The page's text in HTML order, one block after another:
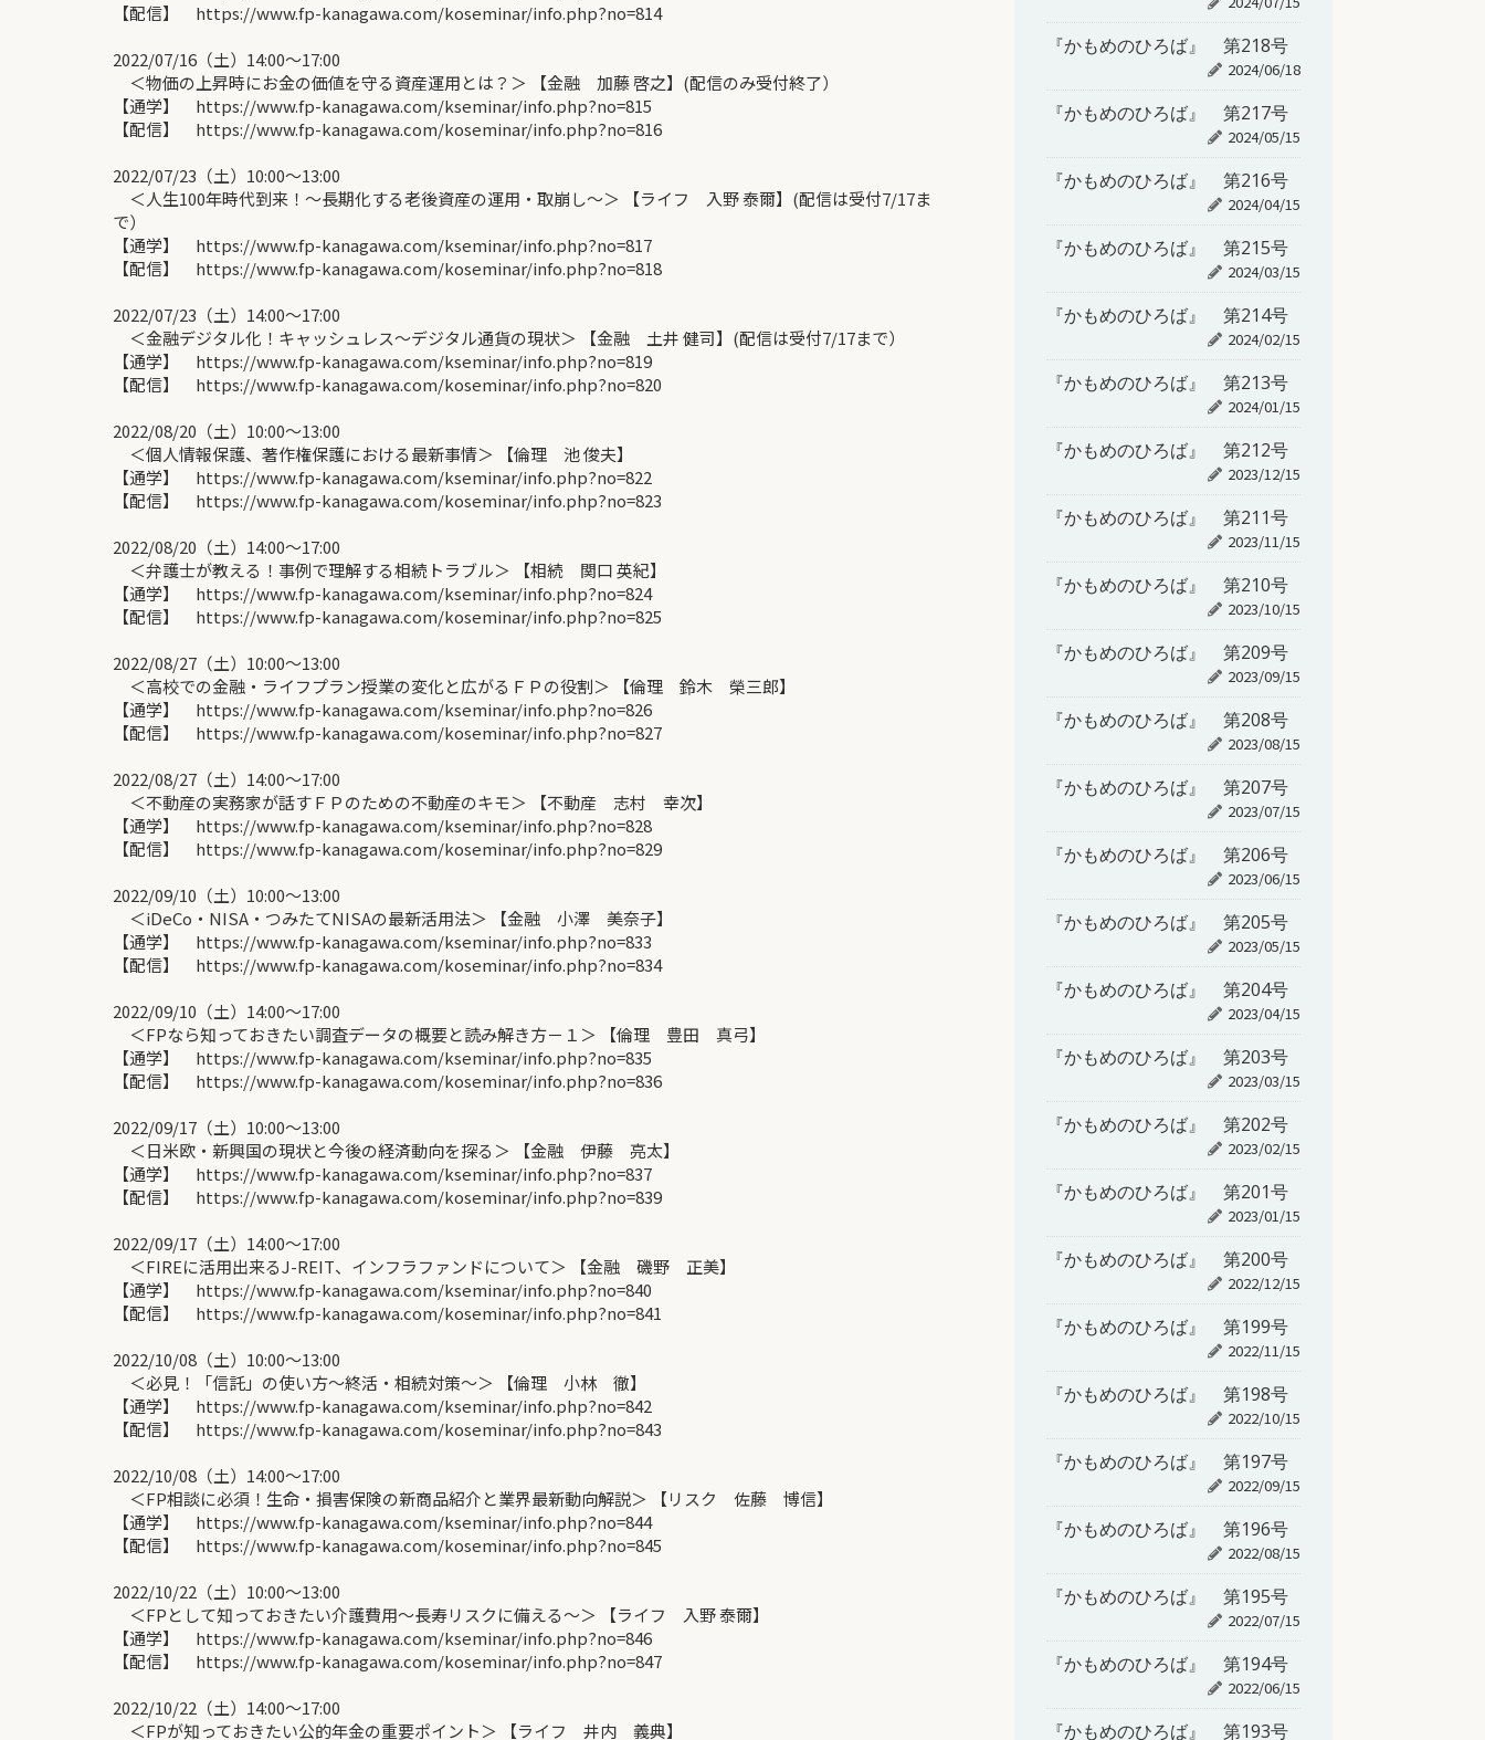
【配信】 https://www.fp-kanagawa.com/koseminar/info.php?no=814
2022/07/16（土）14:00〜17:00
＜物価の上昇時にお金の価値を守る資産運用とは？＞ 【金融 加藤 啓之】(配信のみ受付終了）
【通学】 https://www.fp-kanagawa.com/kseminar/info.php?no=815
【配信】 https://www.fp-kanagawa.com/koseminar/info.php?no=816
2022/07/23（土）10:00〜13:00
＜人生100年時代到来！〜長期化する老後資産の運用・取崩し〜＞ 【ライフ 入野 泰爾】(配信は受付7/17ま
で）
【通学】 https://www.fp-kanagawa.com/kseminar/info.php?no=817
【配信】 https://www.fp-kanagawa.com/koseminar/info.php?no=818
2022/07/23（土）14:00〜17:00
＜金融デジタル化！キャッシュレス～デジタル通貨の現状＞ 【金融 土井 健司】(配信は受付7/17まで）
【通学】 https://www.fp-kanagawa.com/kseminar/info.php?no=819
【配信】 https://www.fp-kanagawa.com/koseminar/info.php?no=820
2022/08/20（土）10:00〜13:00
＜個人情報保護、著作権保護における最新事情＞ 【倫理 池 俊夫】
【通学】 https://www.fp-kanagawa.com/kseminar/info.php?no=822
【配信】 https://www.fp-kanagawa.com/koseminar/info.php?no=823
2022/08/20（土）14:00〜17:00
＜弁護士が教える！事例で理解する相続トラブル＞ 【相続 関口 英紀】
【通学】 https://www.fp-kanagawa.com/kseminar/info.php?no=824
【配信】 https://www.fp-kanagawa.com/koseminar/info.php?no=825
2022/08/27（土）10:00〜13:00
＜高校での金融・ライフプラン授業の変化と広がるＦＰの役割＞ 【倫理 鈴木 榮三郎】
【通学】 https://www.fp-kanagawa.com/kseminar/info.php?no=826
【配信】 https://www.fp-kanagawa.com/koseminar/info.php?no=827
2022/08/27（土）14:00〜17:00
＜不動産の実務家が話すＦＰのための不動産のキモ＞ 【不動産 志村 幸次】
【通学】 https://www.fp-kanagawa.com/kseminar/info.php?no=828
【配信】 https://www.fp-kanagawa.com/koseminar/info.php?no=829
2022/09/10（土）10:00〜13:00
＜iDeCo・NISA・つみたてNISAの最新活用法＞ 【金融 小澤 美奈子】
【通学】 https://www.fp-kanagawa.com/kseminar/info.php?no=833
【配信】 https://www.fp-kanagawa.com/koseminar/info.php?no=834
2022/09/10（土）14:00〜17:00
＜FPなら知っておきたい調査データの概要と読み解き方－１＞ 【倫理 豊田 真弓】
【通学】 https://www.fp-kanagawa.com/kseminar/info.php?no=835
【配信】 https://www.fp-kanagawa.com/koseminar/info.php?no=836
2022/09/17（土）10:00〜13:00
＜日米欧・新興国の現状と今後の経済動向を探る＞ 【金融 伊藤 亮太】
【通学】 https://www.fp-kanagawa.com/kseminar/info.php?no=837
【配信】 https://www.fp-kanagawa.com/koseminar/info.php?no=839
2022/09/17（土）14:00〜17:00
＜FIREに活用出来るJ-REIT、インフラファンドについて＞ 【金融 磯野 正美】
【通学】 https://www.fp-kanagawa.com/kseminar/info.php?no=840
【配信】 https://www.fp-kanagawa.com/koseminar/info.php?no=841
2022/10/08（土）10:00〜13:00
＜必見！「信託」の使い方～終活・相続対策～＞ 【倫理 小林 徹】
【通学】 https://www.fp-kanagawa.com/kseminar/info.php?no=842
【配信】 https://www.fp-kanagawa.com/koseminar/info.php?no=843
2022/10/08（土）14:00〜17:00
＜FP相談に必須！生命・損害保険の新商品紹介と業界最新動向解説＞ 【リスク 佐藤 博信】
【通学】 https://www.fp-kanagawa.com/kseminar/info.php?no=844
【配信】 https://www.fp-kanagawa.com/koseminar/info.php?no=845
2022/10/22（土）10:00〜13:00
＜FPとして知っておきたい介護費用～長寿リスクに備える～＞ 【ライフ 入野 泰爾】
【通学】 https://www.fp-kanagawa.com/kseminar/info.php?no=846
【配信】 https://www.fp-kanagawa.com/koseminar/info.php?no=847
2022/10/22（土）14:00〜17:00
＜FPが知っておきたい公的年金の重要ポイント＞ 【ライフ 井内 義典】
『かもめのひろば』 第218号
2024/06/18
『かもめのひろば』 第217号
2024/05/15
『かもめのひろば』 第216号
2024/04/15
『かもめのひろば』 第215号
2024/03/15
『かもめのひろば』 第214号
2024/02/15
『かもめのひろば』 第213号
2024/01/15
『かもめのひろば』 第212号
2023/12/15
『かもめのひろば』 第211号
2023/11/15
『かもめのひろば』 第210号
2023/10/15
『かもめのひろば』 第209号
2023/09/15
『かもめのひろば』 第208号
2023/08/15
『かもめのひろば』 第207号
2023/07/15
『かもめのひろば』 第206号
2023/06/15
『かもめのひろば』 第205号
2023/05/15
『かもめのひろば』 第204号
2023/04/15
『かもめのひろば』 第203号
2023/03/15
『かもめのひろば』 第202号
2023/02/15
『かもめのひろば』 第201号
2023/01/15
『かもめのひろば』 第200号
2022/12/15
『かもめのひろば』 第199号
2022/11/15
『かもめのひろば』 第198号
2022/10/15
『かもめのひろば』 第197号
2022/09/15
『かもめのひろば』 第196号
2022/08/15
『かもめのひろば』 第195号
2022/07/15
『かもめのひろば』 第194号
2022/06/15
『かもめのひろば』 第193号